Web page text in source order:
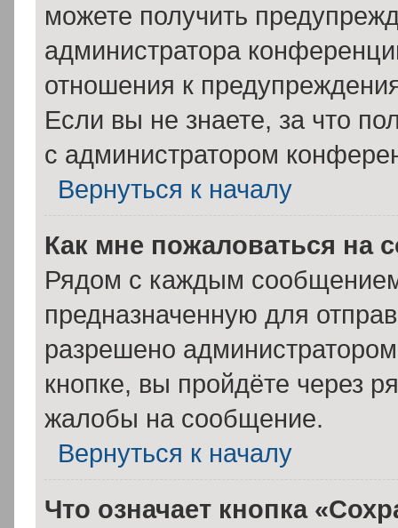
можете получить
администратора
отношения к
Если вы не знаете, за что
с администратором
Вернуться к началу
Как мне пожаловаться на
Рядом с каждым
предназначенную для
разрешено
кнопке, вы пройдёте через
жалобы на сообщение.
Вернуться к началу
Что означает кнопка